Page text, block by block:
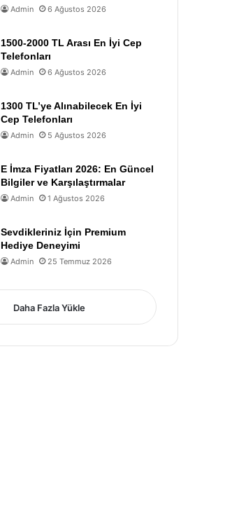
Admin 6 Ağustos 2026
1500-2000 TL Arası En İyi Cep
Telefonları
Admin 6 Ağustos 2026
1300 TL’ye Alınabilecek En İyi
Cep Telefonları
Admin 5 Ağustos 2026
E İmza Fiyatları 2026: En Güncel
Bilgiler ve Karşılaştırmalar
Admin 1 Ağustos 2026
Sevdikleriniz İçin Premium
Hediye Deneyimi
Admin 25 Temmuz 2026
Daha Fazla Yükle